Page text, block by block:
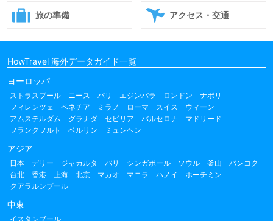
旅の準備 アクセス・交通
HowTravel 海外データガイド一覧
ヨーロッパ
ストラスブール ニース パリ エジンバラ ロンドン
ナポリ
フィレンツェ
ベネチア ミラノ ローマ スイス
ウィーン
アムステルダム
グラナダ セビリア バルセロナ
マドリード
フランクフルト
ベルリン ミュンヘン
アジア
日本 デリー ジャカルタ バリ シンガポール ソウル 釜山
バンコク
台北
香港 上海 北京 マカオ マニラ ハノイ
ホーチミン
クアラルンプール
中東
イスタンブール